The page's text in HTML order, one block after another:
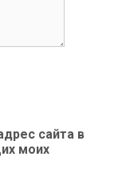
сайта в
моих